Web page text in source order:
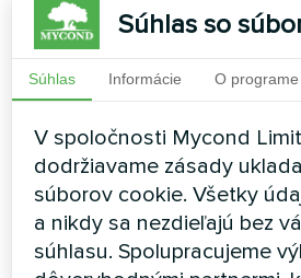
Montáž na stenu s
EEV
Riešenia pre požiadavky na vysokú
Chladiaci výkon: 1.50 ... 3.60
Vykurovací výkon:1.70 ...
Súhlas so
Súhlas Informácie O programe
V spoločnosti Mycond
dodržiavame zásady
súborov cookie. Všetky
a nikdy sa nezdieľajú bez
súhlasu. Spolupracujeme